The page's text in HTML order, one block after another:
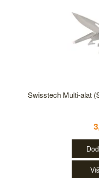
Swisstech Multi-alat